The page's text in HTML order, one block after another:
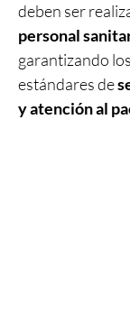
deben ser
personal
garantizando
estándares de
y atención al